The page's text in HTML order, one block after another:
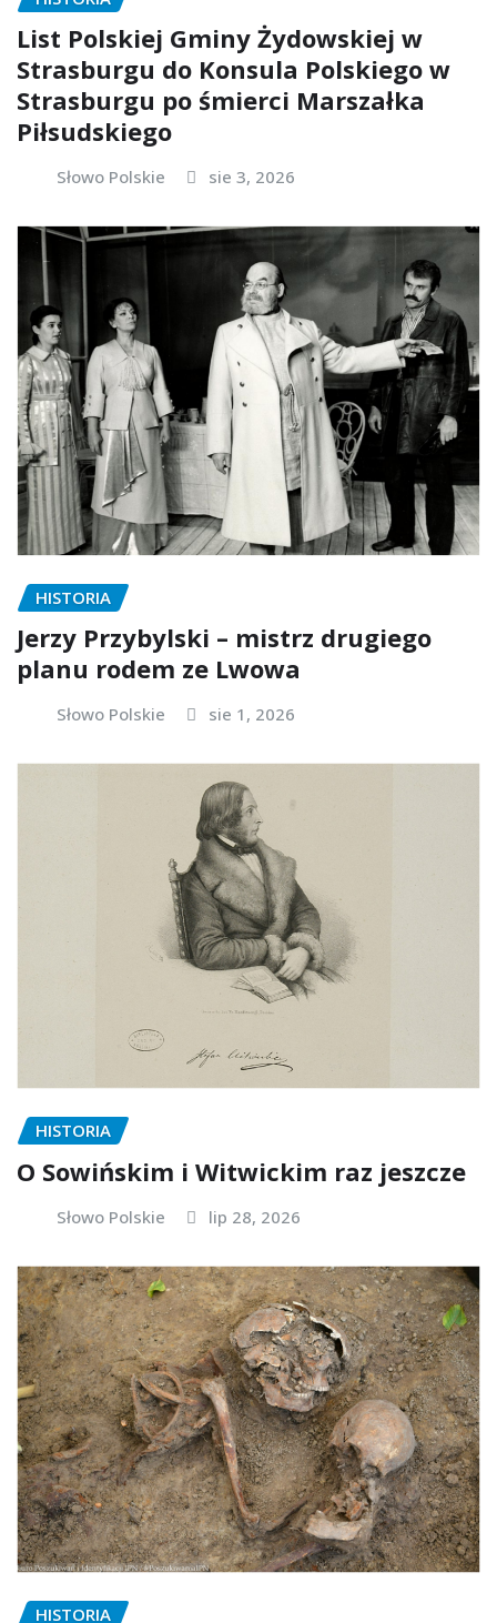
List Polskiej Gminy Żydowskiej w
Strasburgu do Konsula Polskiego w
Strasburgu po śmierci Marszałka
Piłsudskiego
Słowo Polskie sie 3, 2026
HISTORIA
Jerzy Przybylski – mistrz drugiego
planu rodem ze Lwowa
Słowo Polskie sie 1, 2026
HISTORIA
O Sowińskim i Witwickim raz jeszcze
Słowo Polskie lip 28, 2026
HISTORIA